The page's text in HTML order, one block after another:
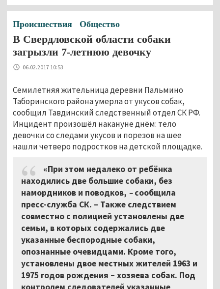
Происшествия Общество
В Свердловской области собаки
загрызли 7-летнюю девочку
06.02.2017 10:53
Семилетняя жительница деревни Пальмино
Таборинского района умерла от укусов собак,
сообщил Тавдинский следственный отдел СК РФ.
Инцидент произошёл накануне днём: тело
девочки со следами укусов и порезов на шее
нашли четверо подростков на детской площадке.
«При этом недалеко от ребёнка
находились две большие собаки, без
намордников и поводков, –сообщила
пресс-служба СК. – Также следствием
совместно с полицией установлены две
семьи, в которых содержались две
указанные беспородные собаки,
опознанные очевидцами. Кроме того,
установлены двое местных жителей 1963 и
1975 годов рождения – хозяева собак. Под